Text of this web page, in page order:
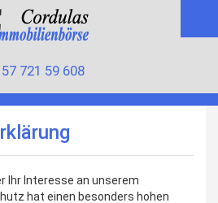
721 59 608
Ihr Interesse an unserem
hat einen besonders hohen